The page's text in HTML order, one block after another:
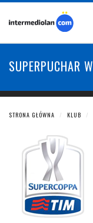
SUPERPUCHAR
STRONA GŁÓWNA KLUB